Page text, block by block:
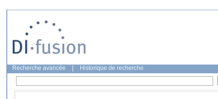
Recherche avancée Historique de recherche